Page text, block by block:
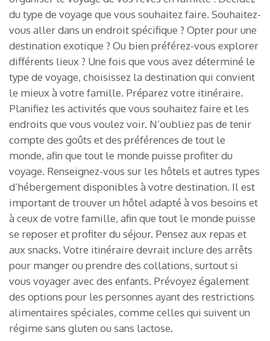
du type de voyage que vous souhaitez faire. Souhaitez-
vous aller dans un endroit spécifique ? Opter pour une
destination exotique ? Ou bien préférez-vous explorer
différents lieux ? Une fois que vous avez déterminé le
type de voyage, choisissez la destination qui convient
le mieux à votre famille. Préparez votre itinéraire.
Planifiez les activités que vous souhaitez faire et les
endroits que vous voulez voir. N’oubliez pas de tenir
compte des goûts et des préférences de tout le
monde, afin que tout le monde puisse profiter du
voyage. Renseignez-vous sur les hôtels et autres types
d’hébergement disponibles à votre destination. Il est
important de trouver un hôtel adapté à vos besoins et
à ceux de votre famille, afin que tout le monde puisse
se reposer et profiter du séjour. Pensez aux repas et
aux snacks. Votre itinéraire devrait inclure des arrêts
pour manger ou prendre des collations, surtout si
vous voyager avec des enfants. Prévoyez également
des options pour les personnes ayant des restrictions
alimentaires spéciales, comme celles qui suivent un
régime sans gluten ou sans lactose.